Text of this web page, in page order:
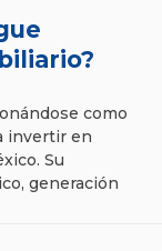
como
invertir en
Su
generación